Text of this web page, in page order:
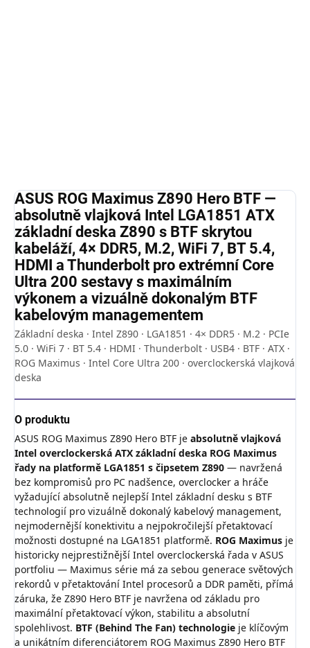
ASUS ROG Maximus Z890 Hero BTF —
absolutně vlajková Intel LGA1851 ATX
základní deska Z890 s BTF skrytou
kabeláží, 4× DDR5, M.2, WiFi 7, BT 5.4,
HDMI a Thunderbolt pro extrémní Core
Ultra 200 sestavy s maximálním
výkonem a vizuálně dokonalým BTF
kabelovým managementem
Základní deska · Intel Z890 · LGA1851 · 4× DDR5 · M.2 · PCIe
5.0 · WiFi 7 · BT 5.4 · HDMI · Thunderbolt · USB4 · BTF · ATX ·
ROG Maximus · Intel Core Ultra 200 · overclockerská vlajková
deska
O produktu
ASUS ROG Maximus Z890 Hero BTF je absolutně vlajková
Intel overclockerská ATX základní deska ROG Maximus
řady na platformě LGA1851 s čipsetem Z890 — navržená
bez kompromisů pro PC nadšence, overclocker a hráče
vyžadující absolutně nejlepší Intel základní desku s BTF
technologií pro vizuálně dokonalý kabelový management,
nejmodernější konektivitu a nejpokročilejší přetaktovací
možnosti dostupné na LGA1851 platformě. ROG Maximus je
historicky nejprestižnější Intel overclockerská řada v ASUS
portfoliu — Maximus série má za sebou generace světových
rekordů v přetaktování Intel procesorů a DDR paměti, přímá
záruka, že Z890 Hero BTF je navržena od základu pro
maximální přetaktovací výkon, stabilitu a absolutní
spolehlivost. BTF (Behind The Fan) technologie je klíčovým
a unikátním diferenciátorem ROG Maximus Z890 Hero BTF